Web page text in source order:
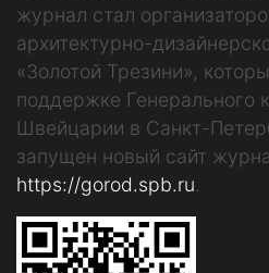
журнал стал
архитектурно-
«Золотой Трезини»,
поддержке Генерального
Швейцарии в Санкт-
запущен новый сайт
https://gorod.spb.ru.